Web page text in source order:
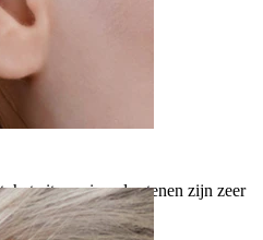
het zit mooi en de stenen zijn zeer